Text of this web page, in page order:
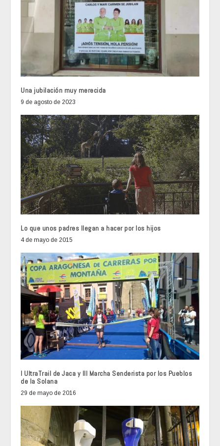
Una jubilación muy merecida
9 de agosto de 2023
Lo que unos padres llegan a hacer por los hijos
4 de mayo de 2015
I UltraTrail de Jaca y III Marcha Senderista por los Pueblos
de la Solana
29 de mayo de 2016